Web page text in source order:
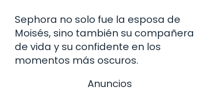
Sephora no solo fue la esposa de
Moisés, sino también su compañera
de vida y su confidente en los
momentos más oscuros.
Anuncios